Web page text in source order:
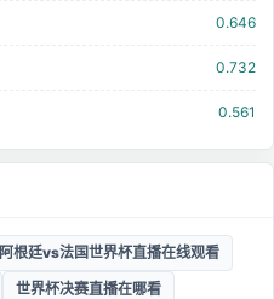
0.646
0.732
0.561
阿根廷vs法国世界杯直播在线观看
世界杯决赛直播在哪看